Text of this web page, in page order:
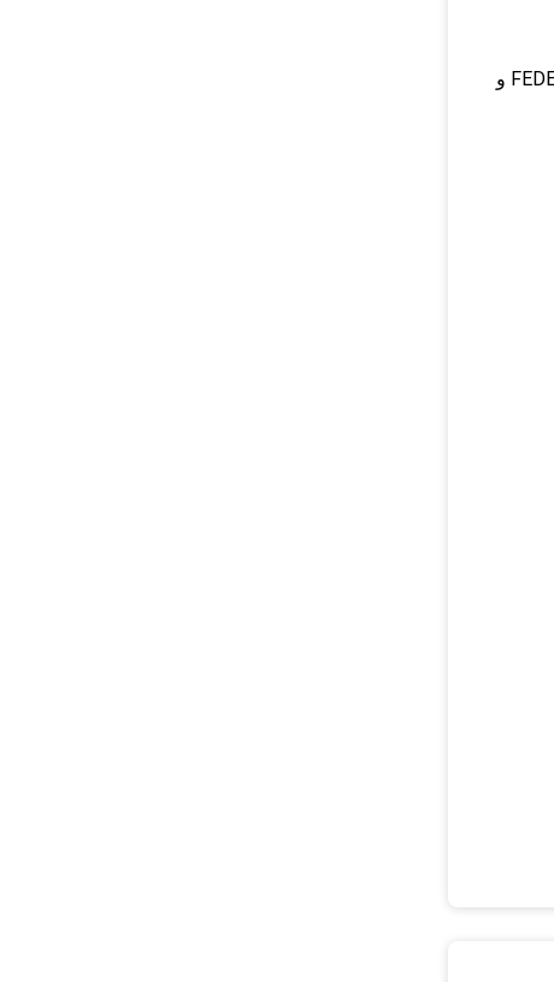
القياسية.اسم المنتج هو Water Pump ونموذج المحرك هو EC700B EC700C A35F A40E. نقدم طرق توصيل مثل DHL و FEDEX و